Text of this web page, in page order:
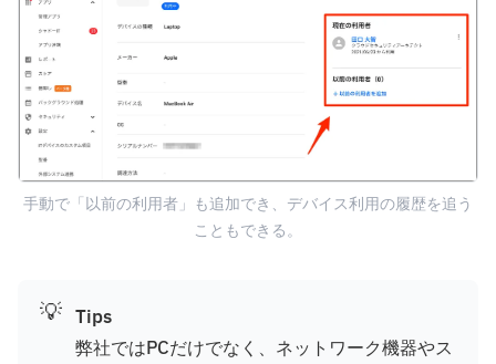
手動で「以前の利用者」も追加でき、デバイス利用の履歴を追う
こともできる。
💡 Tips
弊社ではPCだけでなく、ネットワーク機器やス